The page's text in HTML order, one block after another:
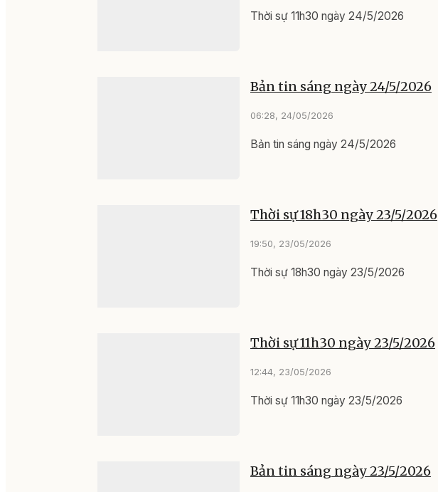
Thời sự 11h30 ngày 24/5/2026
Bản tin sáng ngày 24/5/2026
06:28, 24/05/2026
Bản tin sáng ngày 24/5/2026
Thời sự 18h30 ngày 23/5/2026
19:50, 23/05/2026
Thời sự 18h30 ngày 23/5/2026
Thời sự 11h30 ngày 23/5/2026
12:44, 23/05/2026
Thời sự 11h30 ngày 23/5/2026
Bản tin sáng ngày 23/5/2026